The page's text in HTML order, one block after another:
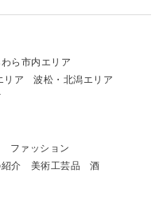
ら市内エリア
リア
波松・北潟エリア
ファッション
介 美術工芸品
酒